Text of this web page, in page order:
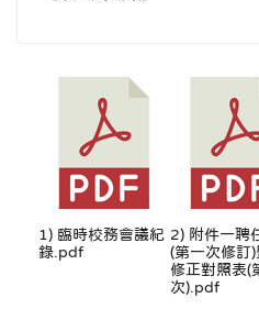
1) 臨時校務會議紀
錄.pdf
2) 附件一聘
(第一次修訂)
修正對照表(
次).pdf